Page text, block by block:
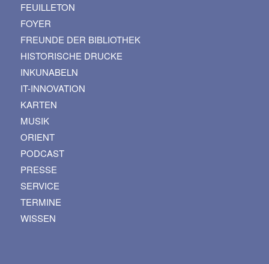
FEUILLETON
FOYER
FREUNDE DER BIBLIOTHEK
HISTORISCHE DRUCKE
INKUNABELN
IT-INNOVATION
KARTEN
MUSIK
ORIENT
PODCAST
PRESSE
SERVICE
TERMINE
WISSEN